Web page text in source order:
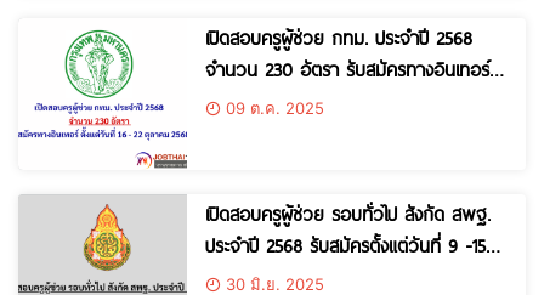
เปิดสอบครูผู้ช่วย กทม. ประจำปี 2568
จำนวน 230 อัตรา รับสมัครทางอินเทอร์
ตั้งแต่วันที่ 16 – 22 ตุลาคม 2568
09 ต.ค. 2025
เปิดสอบครูผู้ช่วย รอบทั่วไป สังกัด สพฐ.
ประจำปี 2568 รับสมัครตั้งแต่วันที่ 9 -15
กรกฎาคม 2568
30 มิ.ย. 2025